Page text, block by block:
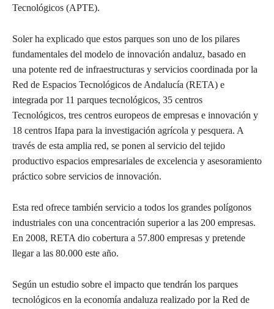
Tecnológicos (APTE).
Soler ha explicado que estos parques son uno de los pilares
fundamentales del modelo de innovación andaluz, basado en
una potente red de infraestructuras y servicios coordinada por la
Red de Espacios Tecnológicos de Andalucía (RETA) e
integrada por 11 parques tecnológicos, 35 centros
Tecnológicos, tres centros europeos de empresas e innovación y
18 centros Ifapa para la investigación agrícola y pesquera. A
través de esta amplia red, se ponen al servicio del tejido
productivo espacios empresariales de excelencia y asesoramiento
práctico sobre servicios de innovación.
Esta red ofrece también servicio a todos los grandes polígonos
industriales con una concentración superior a las 200 empresas.
En 2008, RETA dio cobertura a 57.800 empresas y pretende
llegar a las 80.000 este año.
Según un estudio sobre el impacto que tendrán los parques
tecnológicos en la economía andaluza realizado por la Red de